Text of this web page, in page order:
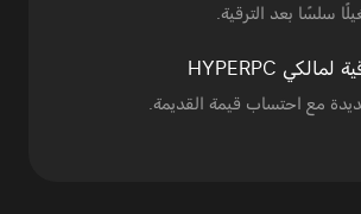
سلسًا بعد الترقية.
لمالكي HYPERPC
مع احتساب قيمة القديمة.